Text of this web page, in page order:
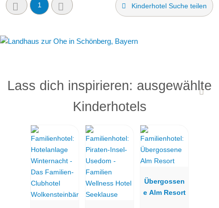
1 Kinderhotel Suche teilen
Lass dich inspirieren: ausgewählte
Kinderhotels
Übergossen
e Alm Resort